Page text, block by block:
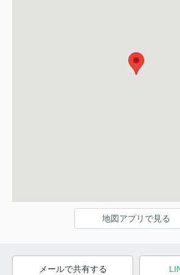
地図アプリで見る
メールで共有する